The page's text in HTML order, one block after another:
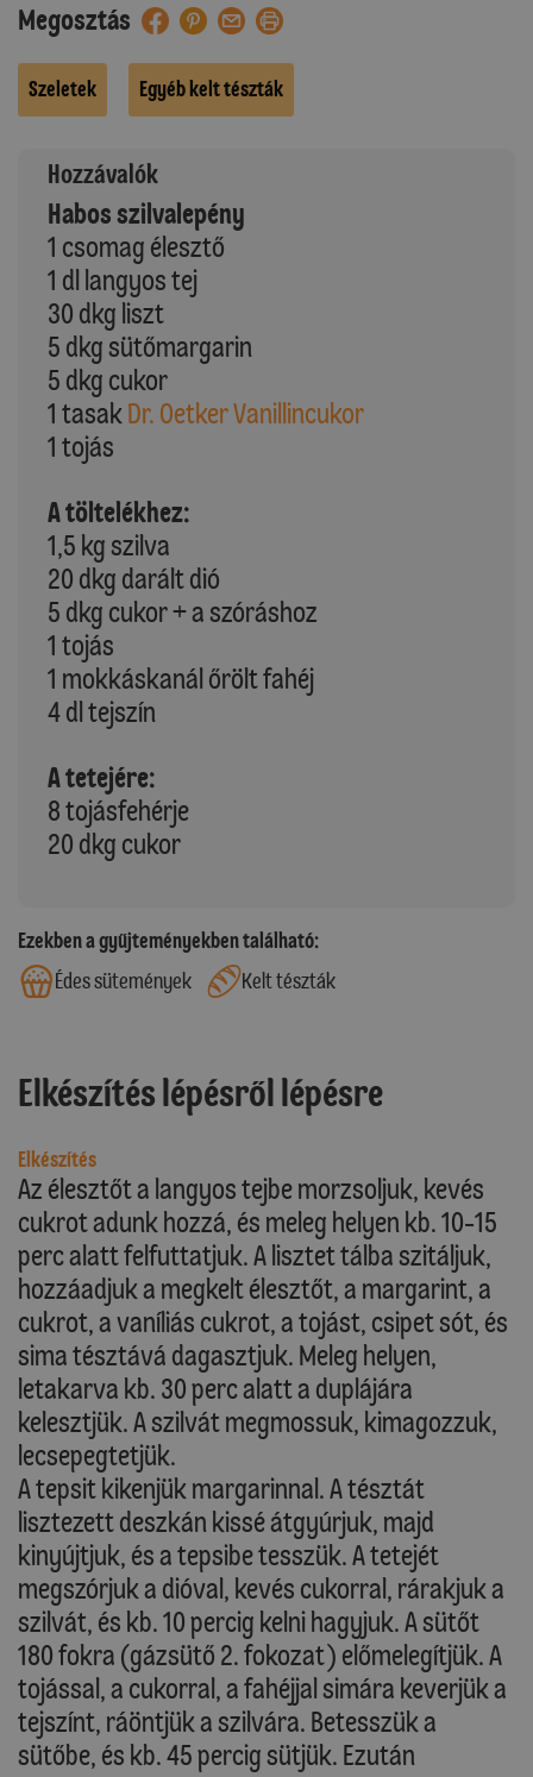
Megosztás
Szeletek Egyéb kelt tészták
Hozzávalók
Habos szilvalepény
1 csomag élesztő
1 dl langyos tej
30 dkg liszt
5 dkg sütőmargarin
5 dkg cukor
1 tasak Dr. Oetker Vanillincukor
1 tojás
A töltelékhez:
1,5 kg szilva
20 dkg darált dió
5 dkg cukor + a szóráshoz
1 tojás
1 mokkáskanál őrölt fahéj
4 dl tejszín
A tetejére:
8 tojásfehérje
20 dkg cukor
Ezekben a gyűjteményekben található:
Édes sütemények
Kelt tészták
Elkészítés lépésről lépésre
Elkészítés
Az élesztőt a langyos tejbe morzsoljuk, kevés
cukrot adunk hozzá, és meleg helyen kb. 10-15
perc alatt felfuttatjuk. A lisztet tálba szitáljuk,
hozzáadjuk a megkelt élesztőt, a margarint, a
cukrot, a vaníliás cukrot, a tojást, csipet sót, és
sima tésztává dagasztjuk. Meleg helyen,
letakarva kb. 30 perc alatt a duplájára
kelesztjük. A szilvát megmossuk, kimagozzuk,
lecsepegtetjük.
A tepsit kikenjük margarinnal. A tésztát
lisztezett deszkán kissé átgyúrjuk, majd
kinyújtjuk, és a tepsibe tesszük. A tetejét
megszórjuk a dióval, kevés cukorral, rárakjuk a
szilvát, és kb. 10 percig kelni hagyjuk. A sütőt
180 fokra (gázsütő 2. fokozat) előmelegítjük. A
tojással, a cukorral, a fahéjjal simára keverjük a
tejszínt, ráöntjük a szilvára. Betesszük a
sütőbe, és kb. 45 percig sütjük. Ezután